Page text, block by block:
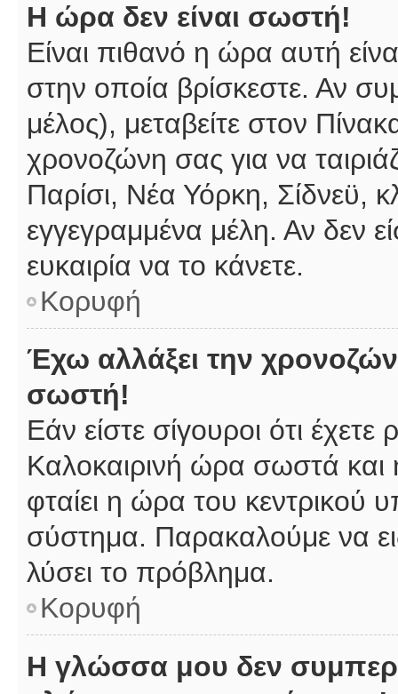
Η ώρα δεν είναι σωστή!
Είναι πιθανό η ώρα αυτή
στην οποία βρίσκεστε. Αν
μέλος), μεταβείτε στον
χρονοζώνη σας για να
Παρίσι, Νέα Υόρκη, Σίδνεϋ,
εγγεγραμμένα μέλη. Αν δεν
ευκαιρία να το κάνετε.
Κορυφή
Έχω αλλάξει την
σωστή!
Εάν είστε σίγουροι ότι
Καλοκαιρινή ώρα σωστά και
φταίει η ώρα του κεντρικού
σύστημα. Παρακαλούμε να
λύσει το πρόβλημα.
Κορυφή
Η γλώσσα μου δεν